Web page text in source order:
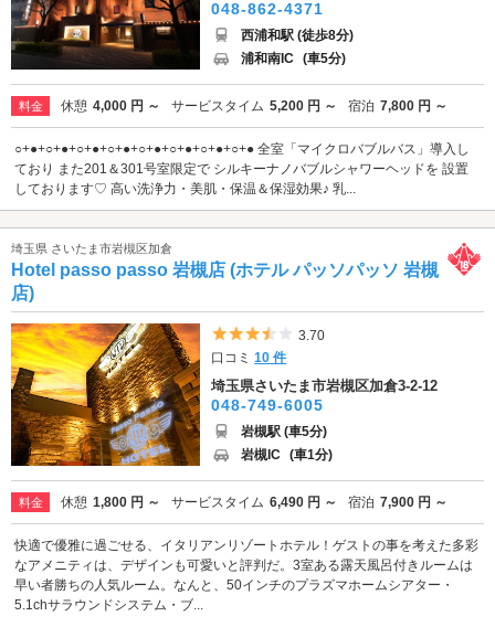
048-862-4371
西浦和駅 (徒歩8分)
浦和南IC (車5分)
料金 休憩 4,000 円 ～ サービスタイム 5,200 円 ～ 宿泊 7,800 円 ～
○+●+○+●+○+●+○+●+○+●+○+●+○+●+○+● 全室「マイクロバブルバス」導入し
ており また201＆301号室限定で シルキーナノバブルシャワーヘッドを 設置
しております♡ 高い洗浄力・美肌・保温＆保湿効果♪ 乳...
埼玉県 さいたま市岩槻区加倉
Hotel passo passo 岩槻店 (ホテル パッソパッソ 岩槻
店)
5つ星のうち3.5
3.70
口コミ10 件
埼玉県さいたま市岩槻区加倉3-2-12
048-749-6005
岩槻駅 (車5分)
岩槻IC (車1分)
料金 休憩 1,800 円 ～ サービスタイム 6,490 円 ～ 宿泊 7,900 円 ～
快適で優雅に過ごせる、イタリアンリゾートホテル！ゲストの事を考えた多彩
なアメニティは、デザインも可愛いと評判だ。3室ある露天風呂付きルームは
早い者勝ちの人気ルーム。なんと、50インチのプラズマホームシアター・
5.1chサラウンドシステム・ブ...